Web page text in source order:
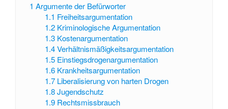
1 Argumente der Befürworter
1.1 Freiheitsargumentation
1.2 Kriminologische Argumentation
1.3 Kostenargumentation
1.4 Verhältnismäßigkeitsargumentation
1.5 Einstiegsdrogenargumentation
1.6 Krankheitsargumentation
1.7 Liberalisierung von harten Drogen
1.8 Jugendschutz
1.9 Rechtsmissbrauch